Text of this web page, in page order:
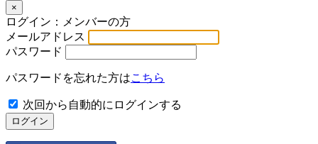
×
ログイン：メンバーの方
メールアドレス
パスワード
パスワードを忘れた方はこちら
次回から自動的にログインする